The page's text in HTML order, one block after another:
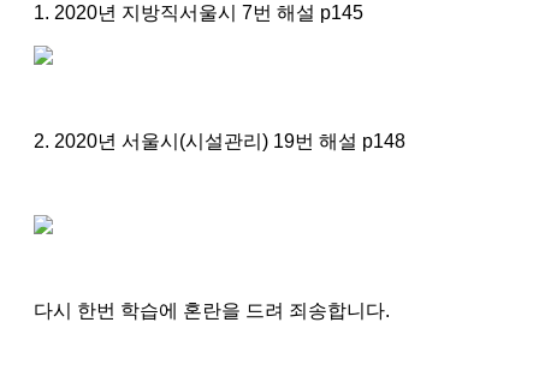
1. 2020년 지방직서울시 7번 해설 p145
2. 2020년 서울시(시설관리) 19번 해설 p148
다시 한번 학습에 혼란을 드려 죄송합니다.